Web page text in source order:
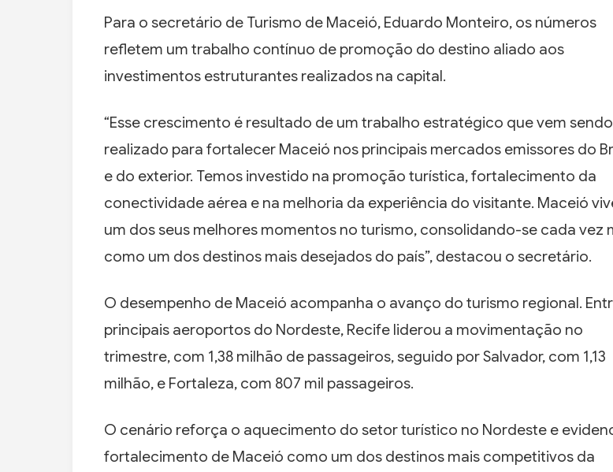
Para o secretário de Turismo de Maceió, Eduardo Monteiro, os números
refletem um trabalho contínuo de promoção do destino aliado aos
investimentos estruturantes realizados na capital.
“Esse crescimento é resultado de um trabalho estratégico que vem sendo
realizado para fortalecer Maceió nos principais mercados emissores do
e do exterior. Temos investido na promoção turística, fortalecimento da
conectividade aérea e na melhoria da experiência do visitante. Maceió
um dos seus melhores momentos no turismo, consolidando-se cada vez
como um dos destinos mais desejados do país”, destacou o secretário.
O desempenho de Maceió acompanha o avanço do turismo regional.
principais aeroportos do Nordeste, Recife liderou a movimentação no
trimestre, com 1,38 milhão de passageiros, seguido por Salvador, com 1,13
milhão, e Fortaleza, com 807 mil passageiros.
O cenário reforça o aquecimento do setor turístico no Nordeste e
fortalecimento de Maceió como um dos destinos mais competitivos da